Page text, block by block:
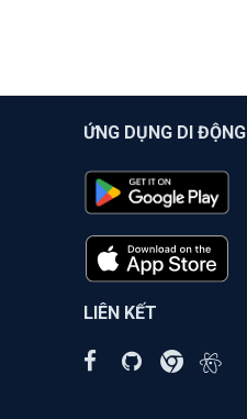
ỨNG DỤNG DI ĐỘNG
LIÊN KẾT